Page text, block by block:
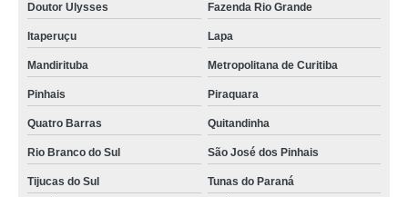
distribuidor de balão com fundo chato Formosa
preço de balão de fundo redondo com saída lateral São José dos Pinhais
balão de química valor Franco da Rocha
distribuidor de balão destilação saída lateral Santa Luzia
distribuidor de balão de fundo chato química Pirapora do Bom Jesus
balão de fundo redondo com saída lateral valor Francisco Morato
Doutor Ulysses Fazenda Rio Grande
Itaperuçu Lapa
Mandirituba Metropolitana de Curitiba
Pinhais Piraquara
Quatro Barras Quitandinha
Rio Branco do Sul São José dos Pinhais
Tijucas do Sul
Tunas do Paraná